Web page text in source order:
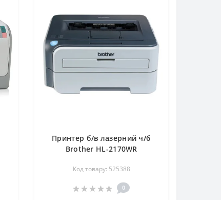
Принтер б/в лазерний ч/б
Brother HL-2170WR
Код товару: 525388
0